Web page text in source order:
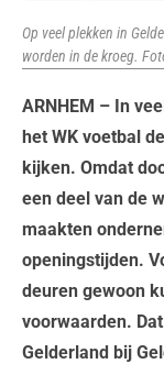
Op veel plekken in
worden in de kroeg.
ARNHEM – In
het WK voetbal
kijken. Omdat
een deel van de
maakten
openingstijden.
deuren gewoon
voorwaarden.
Gelderland bij